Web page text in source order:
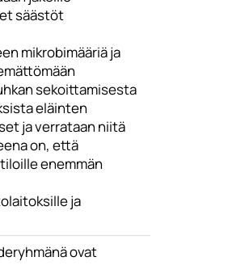
säästöt
mikrobimääriä ja
sekoittamisesta
eläinten
ja verrataan niitä
on, että
enemmän
ja
ovat